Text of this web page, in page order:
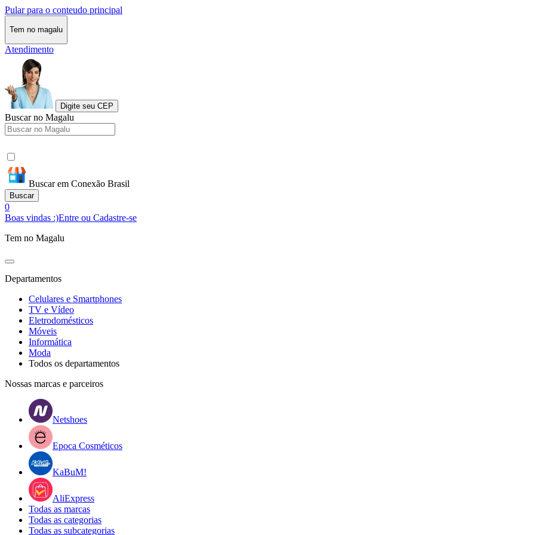
Pular para o conteudo principal
Tem no magalu
Atendimento
Digite seu CEP
Buscar no Magalu
Buscar em Conexão Brasil
Buscar
0
Boas vindas :)Entre ou Cadastre-se
Tem no Magalu
Departamentos
Celulares e Smartphones
TV e Vídeo
Eletrodomésticos
Móveis
Informática
Moda
Todos os departamentos
Nossas marcas e parceiros
Netshoes
Epoca Cosméticos
KaBuM!
AliExpress
Todas as marcas
Todas as categorias
Todas as subcategorias